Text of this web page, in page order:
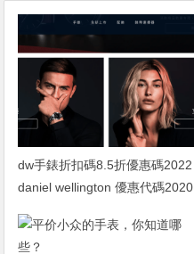
dw手錶折扣碼8.5折優惠碼2022
daniel wellington 優惠代碼2020